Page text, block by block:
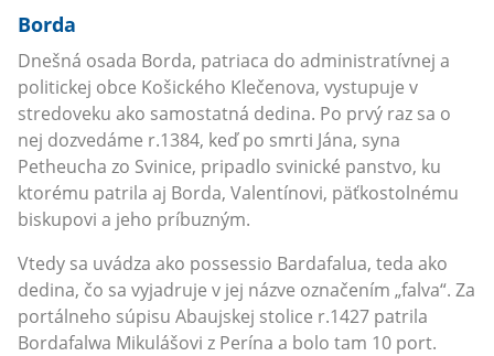
Borda
Dnešná osada Borda, patriaca do administratívnej a
politickej obce Košického Klečenova, vystupuje v
stredoveku ako samostatná dedina. Po prvý raz sa o
nej dozvedáme r.1384, keď po smrti Jána, syna
Petheucha zo Svinice, pripadlo svinické panstvo, ku
ktorému patrila aj Borda, Valentínovi, päťkostolnému
biskupovi a jeho príbuzným.
Vtedy sa uvádza ako possessio Bardafalua, teda ako
dedina, čo sa vyjadruje v jej názve označením „falva“. Za
portálneho súpisu Abaujskej stolice r.1427 patrila
Bordafalwa Mikulášovi z Perína a bolo tam 10 port.